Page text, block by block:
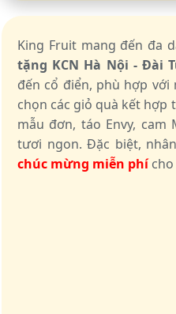
King Fruit mang đến đa
tặng KCN Hà Nội - Đài
đến cổ điển, phù hợp với
chọn các giỏ quà kết hợp
mẫu đơn, táo Envy, cam
tươi ngon. Đặc biệt,
chúc mừng miễn phícho